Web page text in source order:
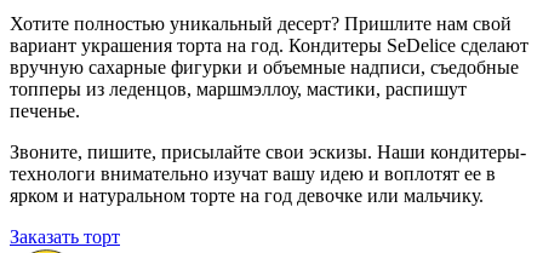
Хотите полностью уникальный десерт? Пришлите нам свой
вариант украшения торта на год. Кондитеры SeDelice сделают
вручную сахарные фигурки и объемные надписи, съедобные
топперы из леденцов, маршмэллоу, мастики, распишут
печенье.
Звоните, пишите, присылайте свои эскизы. Наши кондитеры-
технологи внимательно изучат вашу идею и воплотят ее в
ярком и натуральном торте на год девочке или мальчику.
Заказать торт